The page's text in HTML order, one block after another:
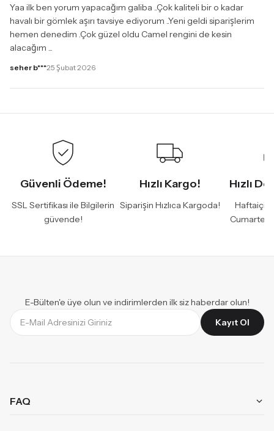
Yaa ilk ben yorum yapacağım galiba ..Çok kaliteli bir o kadar
havalı bir gömlek aşırı tavsiye ediyorum ..Yeni geldi siparişlerim
hemen denedim .Çok güzel oldu Camel rengini de kesin
alacağım ...
seher b***25 Şubat 2026
Güvenli Ödeme!
SSL Sertifikası ile Bilgilerin
güvende!
Hızlı Kargo!
Siparişin Hızlıca Kargoda!
Hızlı
Haftaiçi
E-Bülten'e üye olun ve indirimlerden ilk siz haberdar olun!
Kayıt Ol
FAQ